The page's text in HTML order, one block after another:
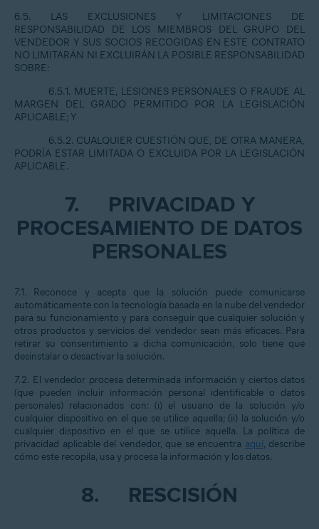
6.5. LAS EXCLUSIONES Y LIMITACIONES DE
RESPONSABILIDAD DE LOS MIEMBROS DEL GRUPO DEL
VENDEDOR Y SUS SOCIOS RECOGIDAS EN ESTE CONTRATO
NO LIMITARÁN NI EXCLUIRÁN LA POSIBLE RESPONSABILIDAD
SOBRE:
6.5.1. MUERTE, LESIONES PERSONALES O FRAUDE AL
MARGEN DEL GRADO PERMITIDO POR LA LEGISLACIÓN
APLICABLE; Y
6.5.2. CUALQUIER CUESTIÓN QUE, DE OTRA MANERA,
PODRÍA ESTAR LIMITADA O EXCLUIDA POR LA LEGISLACIÓN
APLICABLE.
7.
PRIVACIDAD Y
PROCESAMIENTO DE DATOS
PERSONALES
7.1. Reconoce y acepta que la solución puede comunicarse
automáticamente con la tecnología basada en la nube del vendedor
para su funcionamiento y para conseguir que cualquier solución y
otros productos y servicios del vendedor sean más eficaces. Para
retirar su consentimiento a dicha comunicación, solo tiene que
desinstalar o desactivar la solución.
7.2. El vendedor procesa determinada información y ciertos datos
(que pueden incluir información personal identificable o datos
personales) relacionados con: (i) el usuario de la solución y/o
cualquier dispositivo en el que se utilice aquella; (ii) la solución y/o
cualquier dispositivo en el que se utilice aquella. La política de
privacidad aplicable del vendedor, que se encuentra aquí, describe
cómo este recopila, usa y procesa la información y los datos.
8. RESCISIÓN